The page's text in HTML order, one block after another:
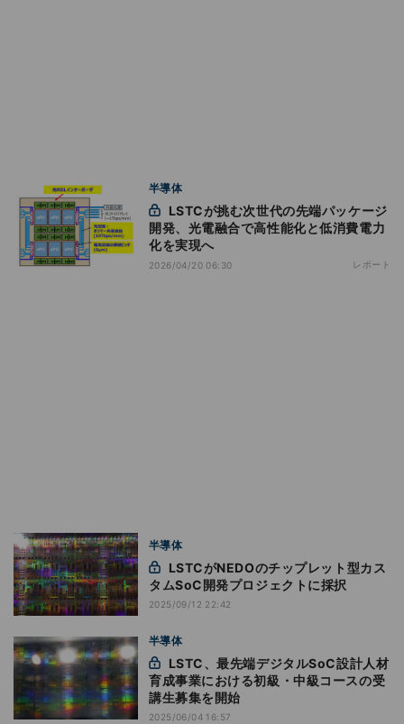
半導体
開発、光電融合で高性能化と低消費電力
化を実現へ
2026/04/20 06:30 レポート
半導体
タムSoC開発プロジェクトに採択
2025/09/12 22:42
半導体
育成事業における初級・中級コースの受
講生募集を開始
2025/06/04 16:57